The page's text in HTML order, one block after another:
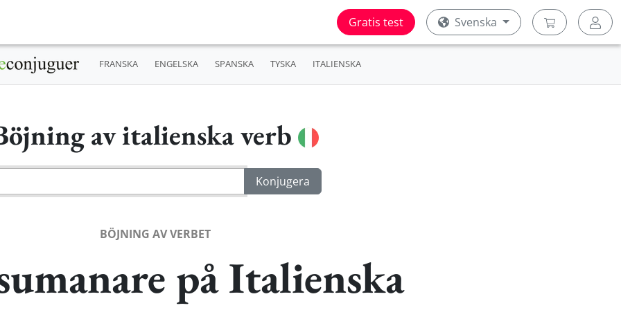
Gratis test Svenska
FRANSKA ENGELSKA SPANSKA TYSKA ITALIENSKA
av italienska verb
BÖJNING AV VERBET
på Italienska